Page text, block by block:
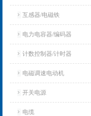
互感器/电磁铁
电力电容器/编码器
计数控制器/计时器
电磁调速电动机
开关电源
电缆